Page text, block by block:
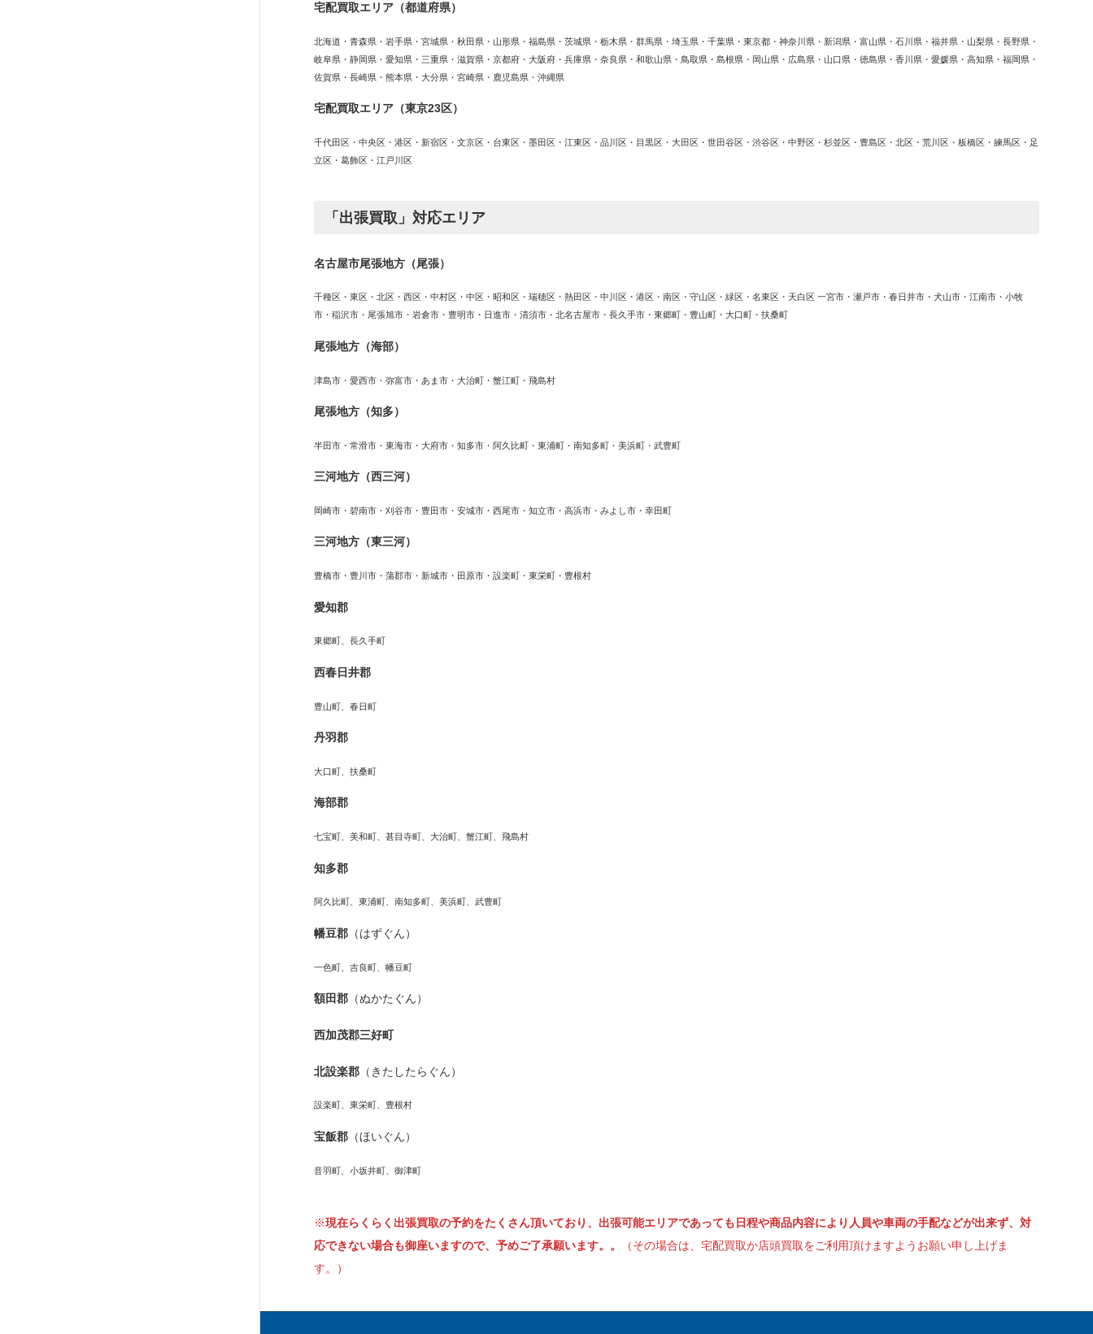
宅配買取エリア（都道府県）
北海道・青森県・岩手県・宮城県・秋田県・山形県・福島県・茨城県・栃木県・群馬県・埼玉県・千葉県・東京都・神奈川県・新潟県・富山県・石川県・福井県・山梨県・長野県・
岐阜県・静岡県・愛知県・三重県・滋賀県・京都府・大阪府・兵庫県・奈良県・和歌山県・鳥取県・島根県・岡山県・広島県・山口県・徳島県・香川県・愛媛県・高知県・福岡県・
佐賀県・長崎県・熊本県・大分県・宮崎県・鹿児島県・沖縄県
宅配買取エリア（東京23区）
千代田区・中央区・港区・新宿区・文京区・台東区・墨田区・江東区・品川区・目黒区・大田区・世田谷区・渋谷区・中野区・杉並区・豊島区・北区・荒川区・板橋区・練馬区・足
立区・葛飾区・江戸川区
「出張買取」対応エリア
名古屋市尾張地方（尾張）
千種区・東区・北区・西区・中村区・中区・昭和区・瑞穂区・熱田区・中川区・港区・南区・守山区・緑区・名東区・天白区 一宮市・瀬戸市・春日井市・犬山市・江南市・小牧
市・稲沢市・尾張旭市・岩倉市・豊明市・日進市・清須市・北名古屋市・長久手市・東郷町・豊山町・大口町・扶桑町
尾張地方（海部）
津島市・愛西市・弥富市・あま市・大治町・蟹江町・飛島村
尾張地方（知多）
半田市・常滑市・東海市・大府市・知多市・阿久比町・東浦町・南知多町・美浜町・武豊町
三河地方（西三河）
岡崎市・碧南市・刈谷市・豊田市・安城市・西尾市・知立市・高浜市・みよし市・幸田町
三河地方（東三河）
豊橋市・豊川市・蒲郡市・新城市・田原市・設楽町・東栄町・豊根村
愛知郡
東郷町、長久手町
西春日井郡
豊山町、春日町
丹羽郡
大口町、扶桑町
海部郡
七宝町、美和町、甚目寺町、大治町、蟹江町、飛島村
知多郡
阿久比町、東浦町、南知多町、美浜町、武豊町
幡豆郡 （はずぐん）
一色町、吉良町、幡豆町
額田郡 （ぬかたぐん）
西加茂郡三好町
北設楽郡 （きたしたらぐん）
設楽町、東栄町、豊根村
宝飯郡 （ほいぐん）
音羽町、小坂井町、御津町
※現在らくらく出張買取の予約をたくさん頂いており、出張可能エリアであっても日程や商品内容により人員や車両の手配などが出来ず、対
応できない場合も御座いますので、予めご了承願います。。
（その場合は、宅配買取か店頭買取をご利用頂けますようお願い申し上げま
す。）